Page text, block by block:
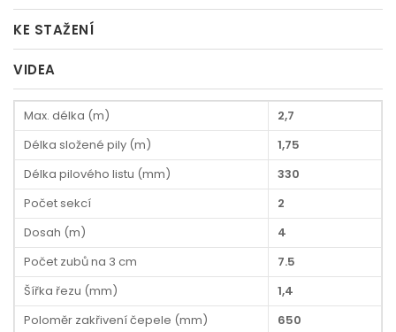
KE STAŽENÍ
VIDEA
Max. délka (m)
2,7
Délka složené pily (m)
1,75
Délka pilového listu (mm)
330
Počet sekcí
2
Dosah (m)
4
Počet zubů na 3 cm
7.5
Šířka řezu (mm)
1,4
Poloměr zakřivení čepele (mm)
650